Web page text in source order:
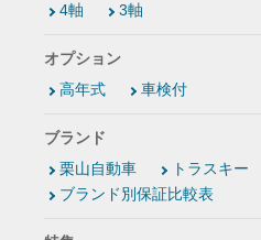
4軸
3軸
オプション
高年式
車検付
ブランド
栗山自動車
トラスキー
ブランド別保証比較表